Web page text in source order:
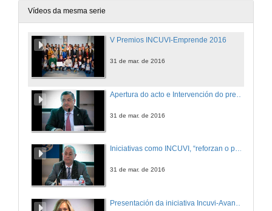
Vídeos da mesma serie
V Premios INCUVI-Emprende 2016
31 de mar. de 2016
31 de mar. de 2016
Iniciativas como INCUVI, “reforzan o papel da universidade como berce do máis alto saber e como correa transmisora dese saber ao conxunto da sociedade”
31 de mar. de 2016